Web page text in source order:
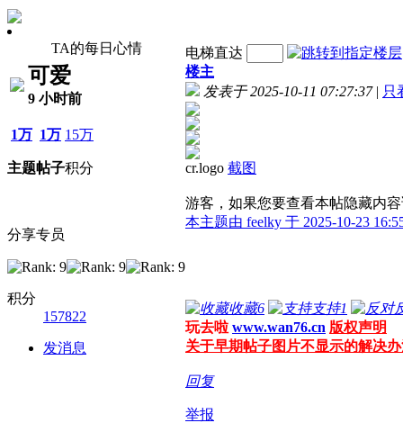
TA的每日心情
可爱
9 小时前
1万
主题
1万
帖子
15万
积分
分享专员
积分
157822
发消息
电梯直达
楼主
发表于 2025-10-11 07:27:37 | 只
cr.logo 截图
游客，如果您要查看本帖隐藏内
本主题由 feelky 于 2025-10-23
收藏6 支持1
玩去啦 www.wan76.cn 版权声明
关于早期帖子图片不显示的解决
回复
举报